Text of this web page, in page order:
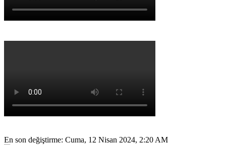
En son değiştirme: Cuma, 12 Nisan 2024, 2:20 AM